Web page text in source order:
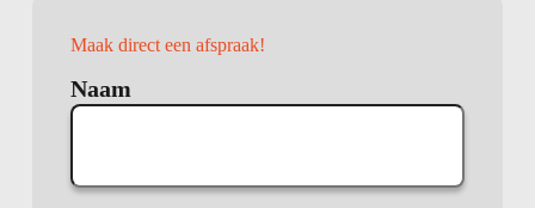
Maak direct een afspraak!
Naam